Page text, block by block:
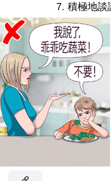
7. 積極地談